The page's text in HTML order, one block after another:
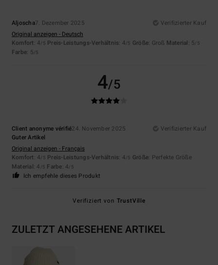
Aljoscha7. Dezember 2025
Verifizierter Kauf
Original anzeigen - Deutsch
Komfort: 4/5 Preis-Leistungs-Verhältnis: 4/5 Größe: Groß Material: 5/5
Farbe: 5/5
4/5
Client anonyme vérifié24. November 2025
Verifizierter Kauf
Guter Artikel
Original anzeigen - Français
Komfort: 4/5 Preis-Leistungs-Verhältnis: 4/5 Größe: Perfekte Größe
Material: 4 /5 Farbe: 4/5
Ich empfehle dieses Produkt
Verifiziert von TrustVille
ZULETZT ANGESEHENE ARTIKEL